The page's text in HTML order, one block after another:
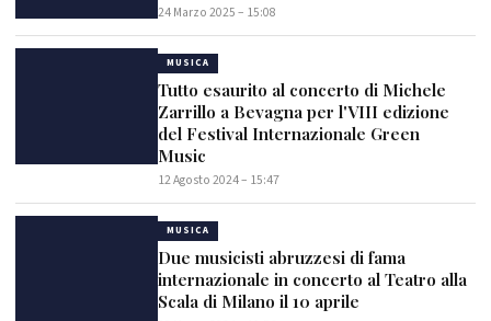
24 Marzo 2025 – 15:08
MUSICA
Tutto esaurito al concerto di Michele
Zarrillo a Bevagna per l'VIII edizione
del Festival Internazionale Green
Music
12 Agosto 2024 – 15:47
MUSICA
Due musicisti abruzzesi di fama
internazionale in concerto al Teatro alla
Scala di Milano il 10 aprile